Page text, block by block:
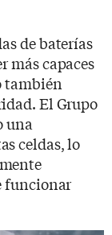
de baterías
más capaces
también
El Grupo
una
celdas, lo
funcionar